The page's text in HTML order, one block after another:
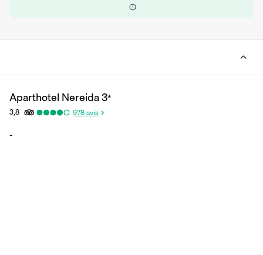
Aparthotel Nereida3*
3,8 978avis
-